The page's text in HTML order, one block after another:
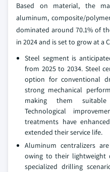
Based on material, the
aluminum, composite/
dominated around 70.1% of
in 2024 and is set to grow at a
Steel segment is
from 2025 to 2034. Steel
option for conventional
strong mechanical
making them
Technological
treatments have
extended their service life.
Aluminum centralizers
owing to their lightweight
specialized drilling